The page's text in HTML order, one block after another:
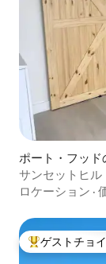
ポート・フッド
サンセットヒル
ロケーション ·
大好評のゲス
ゲストチョ